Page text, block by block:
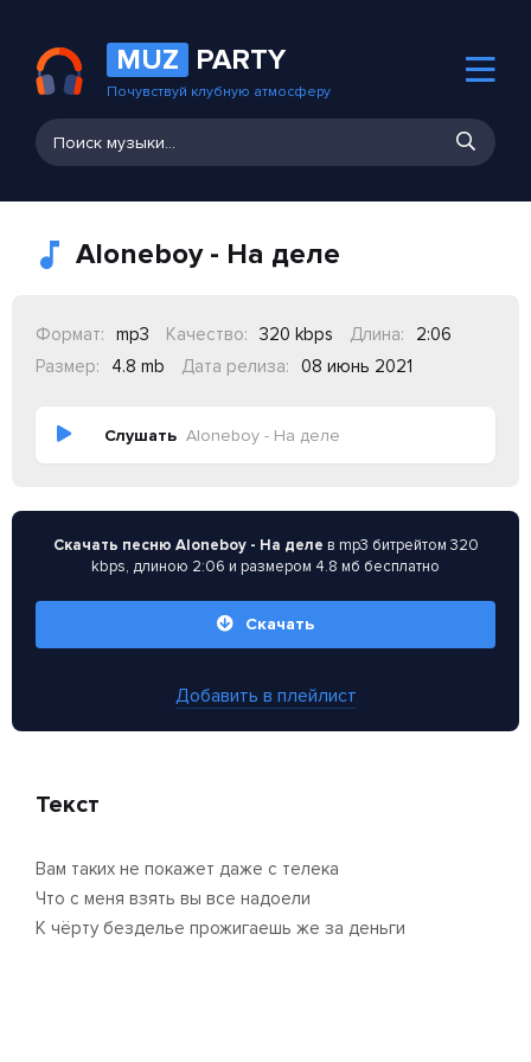
MUZ PARTY
Почувствуй клубную атмосферу
Aloneboy - На деле
Формат: mp3 Качество: 320 kbps Длина:
2:06
Размер:
4.8 mb Дата релиза: 08 июнь 2021
Слушать Aloneboy - На деле
Скачать песню Aloneboy - На деле в mp3 битрейтом 320
kbps, длиною 2:06 и размером 4.8 мб бесплатно
Скачать
Добавить в плейлист
Текст
Вам таких не покажет даже с телека
Что с меня взять вы все надоели
К чёрту безделье прожигаешь же за деньги